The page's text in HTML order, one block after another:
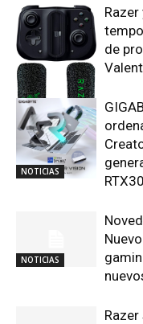
NOTICIAS
Razer
de
NOTICIAS
RTX30
NOTICIAS